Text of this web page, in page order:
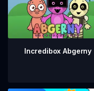
Incredibox Abgerny